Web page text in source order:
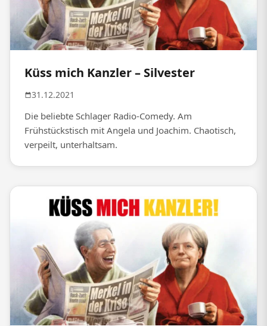
Küss mich Kanzler – Silvester
31.12.2021
Die beliebte Schlager Radio-Comedy. Am
Frühstückstisch mit Angela und Joachim. Chaotisch,
verpeilt, unterhaltsam.